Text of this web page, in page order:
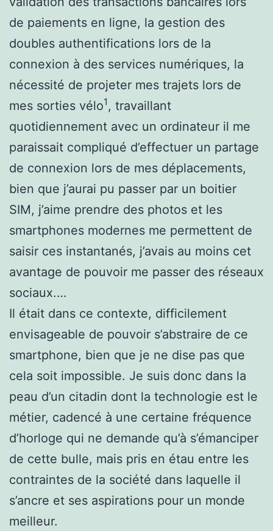
de paiements en ligne, la gestion des
doubles authentifications lors de la
connexion à des services numériques, la
nécessité de projeter mes trajets lors de
mes sorties vélo1 , travaillant
quotidiennement avec un ordinateur il me
paraissait compliqué d’effectuer un partage
de connexion lors de mes déplacements,
bien que j’aurai pu passer par un boitier
SIM, j’aime prendre des photos et les
smartphones modernes me permettent de
saisir ces instantanés, j’avais au moins cet
avantage de pouvoir me passer des réseaux
sociaux.…
Il était dans ce contexte, difficilement
envisageable de pouvoir s’abstraire de ce
smartphone, bien que je ne dise pas que
cela soit impossible. Je suis donc dans la
peau d’un citadin dont la technologie est le
métier, cadencé à une certaine fréquence
d’horloge qui ne demande qu’à s’émanciper
de cette bulle, mais pris en étau entre les
contraintes de la société dans laquelle il
s’ancre et ses aspirations pour un monde
meilleur.